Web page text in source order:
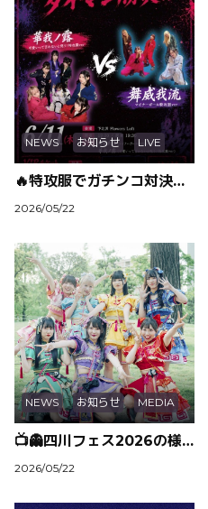
NEWS お知らせ LIVE
🔥特攻服でガチンコ対決⁉️『女美不夢学園タイマン勝負🔥』開催決定！
2026/05/22
NEWS お知らせ MEDIA
📺👻四川フェス2026の様子がJ:COMで放送決定！
2026/05/22